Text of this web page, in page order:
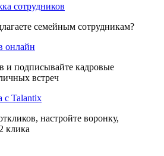
сотрудников
семейным сотрудникам?
онлайн
и подписывайте кадровые
встреч
с Talantix
настройте воронку,
клика